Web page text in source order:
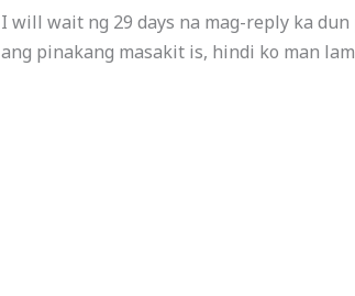
I will wait ng 29 days na mag-reply ka
ang pinakang masakit is, hindi ko man